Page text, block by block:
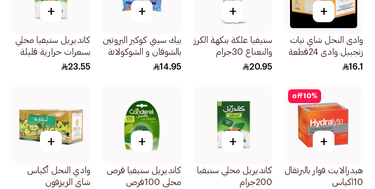
+
وادى النحل شاي نبات
زنجبيل وادي 24قطعة
16.1
+
ستيفيا علكة بنكهة الكرز
والنعناع 30جرام
20.95
+
بيك سيتي كوكيز البروتين
بالشوفان و الشوكولاتة
المضاعفة 113جرام
14.95
+
كانديريل ستيفيا محلي
بسعرات حرارية قليلة
50قطعة
23.55
10%
off
+
هيدرالايت فوار بالبرتقال
10اكياس
+
كانديريل محلي ستيفيا
200جرام
+
كانديريل ستيفيا قرص
محلي 100قرص
+
وادي النحل أكياس
شاي الزيزفون